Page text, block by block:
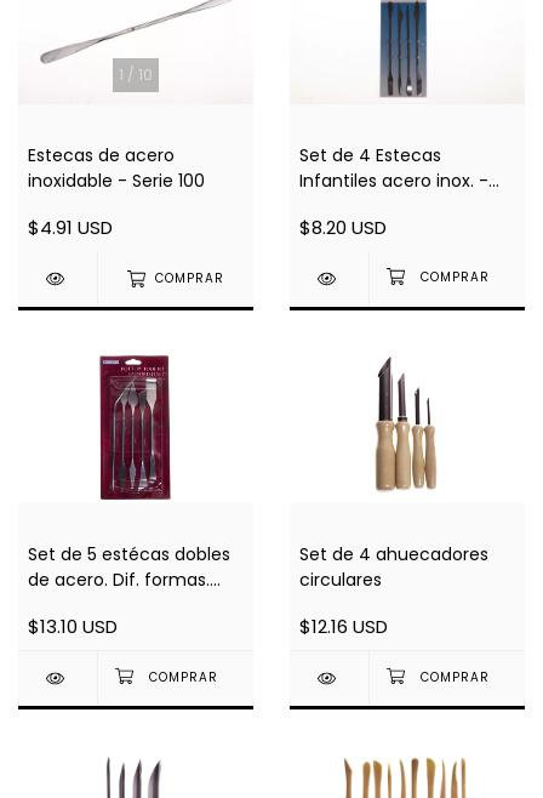
1 / 10
Estecas de acero
inoxidable - Serie 100
$4.91 USD
COMPRAR
Set de 4 Estecas
Infantiles acero inox. -
$8.20 USD
Set de 5 estécas dobles
de acero. Dif. formas.
$13.10 USD
Set de 4 ahuecadores
circulares
$12.16 USD